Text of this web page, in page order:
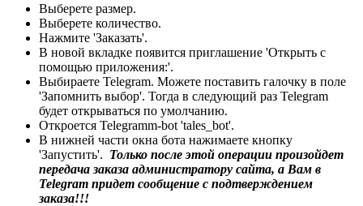
Выберете размер.
Выберете количество.
Нажмите 'Заказать'.
В новой вкладке появится приглашение 'Открыть с
помощью приложения:'.
Выбираете Telegram. Можете поставить галочку в поле
'Запомнить выбор'. Тогда в следующий раз Telegram
будет открываться по умолчанию.
Откроется Telegramm-bot 'tales_bot'.
В нижней части окна бота нажимаете кнопку
'Запустить'. Только после этой операции произойдет
передача заказа администратору сайта, а Вам в
Telegram придет сообщение с подтверждением
заказа!!!